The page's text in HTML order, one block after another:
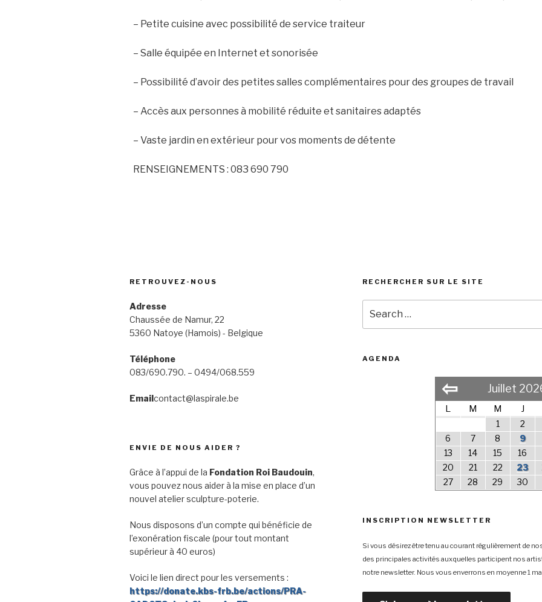
location_salle_(2)
location_salle_(1)
location_salle_(1)
salle_etage
piano-bar-la-spirale-Natoye-2
– Petite cuisine avec possibilité de service traiteur
– Salle équipée en Internet et sonorisée
– Possibilité d’avoir des petites salles complémentaires pour des groupes de travail
– Accès aux personnes à mobilité réduite et sanitaires adaptés
– Vaste jardin en extérieur pour vos moments de détente
RENSEIGNEMENTS : 083 690 790
RETROUVEZ-NOUS
Adresse
Chaussée de Namur, 22
5360 Natoye (Hamois) - Belgique
Téléphone
083/690.790. – 0494/068.559
Emailcontact@laspirale.be
ENVIE DE NOUS AIDER ?
Grâce à l’appui de la Fondation Roi Baudouin,
vous pouvez nous aider à la mise en place d’un
nouvel atelier sculpture-poterie.
Nous disposons d’un compte qui bénéficie de
l’exonération fiscale (pour tout montant
supérieur à 40 euros)
Voici le lien direct pour les versements :
https://donate.kbs-frb.be/actions/PRA-
RECHERCHER SUR LE SITE
for:
AGENDA
⇦ Juillet
L M M J
1 2
6
7 8 9
13
14 15 16
20
21 22 23
27
28 29 30
INSCRIPTION NEWSLETTER
Si vous désirez être tenu au courant régulièrement de
des principales activités auxquelles participent nos
notre newsletter. Nous vous enverrons en moyenne 1